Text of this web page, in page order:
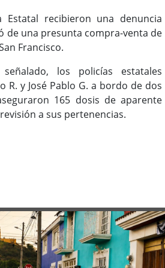
Estatal recibieron una denuncia
de una presunta compra-venta de
Francisco.
los policías estatales
R. y José Pablo G. a bordo de dos
165 dosis de aparente
a sus pertenencias.